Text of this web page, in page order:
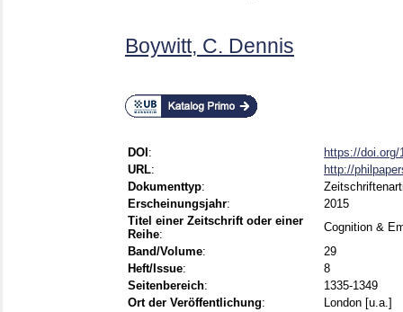
Boywitt, C. Dennis
DOI :
https://doi.org/
URL:
http://
Dokumenttyp:
Erscheinungsjahr:
2015
Titel einer Zeitschrift oder einer
Reihe:
Cognition &
Band/Volume:
29
Heft/Issue:
8
Seitenbereich:
1335-1349
Ort der Veröffentlichung:
London [u.a.]